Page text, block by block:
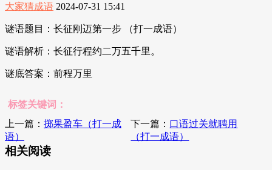
大家猜成语 2024-07-31 15:41
谜语题目：长征刚迈第一步 （打一成语）
谜语解析：长征行程约二万五千里。
谜底答案：前程万里
标签关键词：
上一篇： 掷果盈车（打一成
语）
下一篇： 口语过关就聘用
（打一成语）
相关阅读